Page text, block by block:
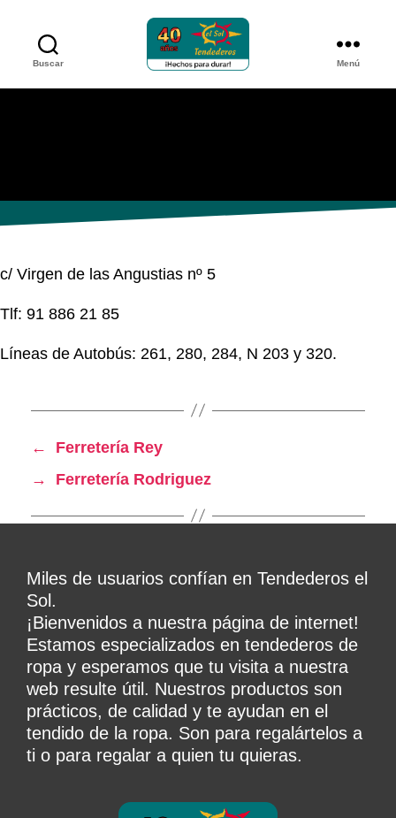
Buscar Menú
c/ Virgen de las Angustias nº 5
Tlf: 91 886 21 85
Líneas de Autobús: 261, 280, 284, N 203 y 320.
←
Ferretería Rey
→
Ferretería Rodriguez
Miles de usuarios confían en Tendederos el
Sol.
¡Bienvenidos a nuestra página de internet!
Estamos especializados en tendederos de
ropa y esperamos que tu visita a nuestra
web resulte útil. Nuestros productos son
prácticos, de calidad y te ayudan en el
tendido de la ropa. Son para regalártelos a
ti o para regalar a quien tu quieras.